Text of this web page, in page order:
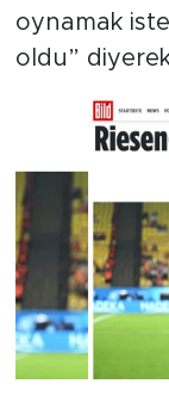
oynamak
oldu”
SOSYAL